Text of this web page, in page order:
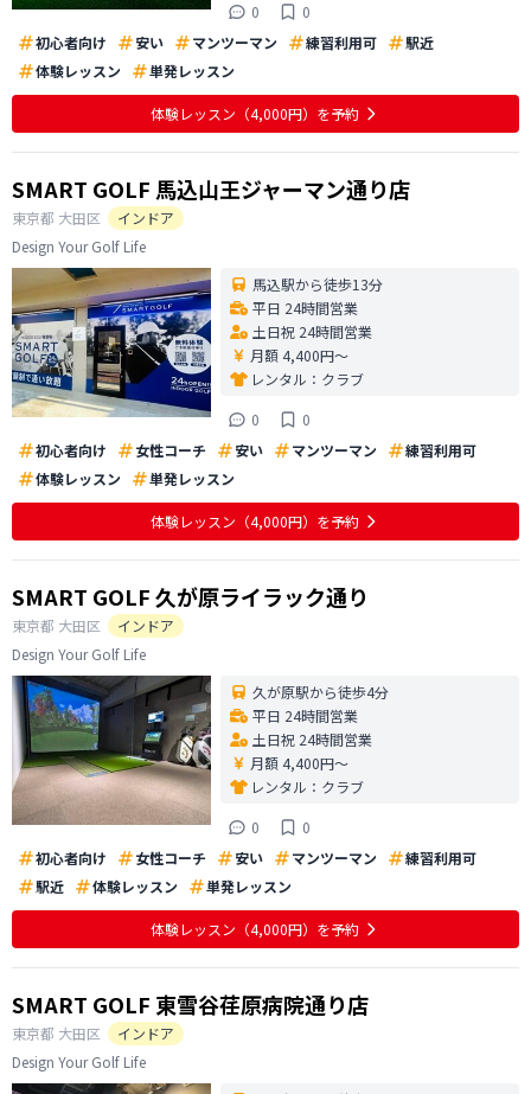
0
0
初心者向け
安い マンツーマン 練習利用可
駅近
体験レッスン
単発レッスン
体験レッスン （4,000円） を予約
SMART GOLF 馬込山王ジャーマン通り店
東京都 大田区
インドア
Design Your Golf Life
馬込駅から徒歩13分
平日 24時間営業
土日祝 24時間営業
月額 4,400円〜
レンタル： クラブ
0
0
初心者向け
女性コーチ 安い マンツーマン
練習利用可
体験レッスン
単発レッスン
体験レッスン （4,000円） を予約
SMART GOLF 久が原ライラック通り
東京都 大田区
インドア
Design Your Golf Life
久が原駅から徒歩4分
平日 24時間営業
土日祝 24時間営業
月額 4,400円〜
レンタル： クラブ
0
0
初心者向け
女性コーチ 安い マンツーマン
練習利用可
駅近
体験レッスン 単発レッスン
体験レッスン （4,000円） を予約
SMART GOLF 東雪谷荏原病院通り店
東京都 大田区
インドア
Design Your Golf Life